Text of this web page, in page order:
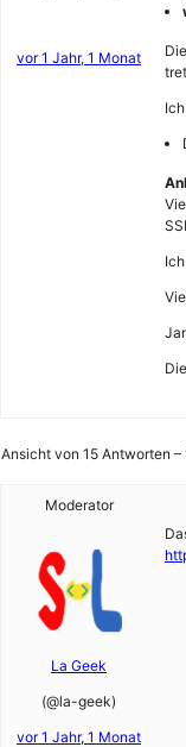
vor 1 Jahr, 1 Monat
Ansicht von 15 Antworten –
Moderator
La Geek
(@la-geek)
vor 1 Jahr, 1 Monat